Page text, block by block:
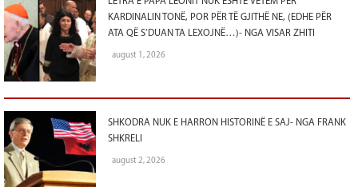
KARDINALIN TONË, POR PËR TË GJITHË NE, (EDHE PËR
ATA QË S’DUAN TA LEXOJNË…)- NGA VISAR ZHITI
august 1, 2026
SHKODRA NUK E HARRON HISTORINË E SAJ- NGA FRANK
SHKRELI
august 2, 2026